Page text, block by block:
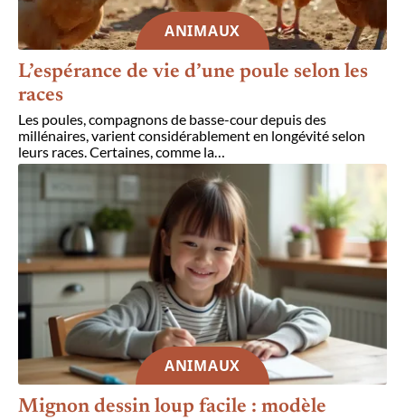
ANIMAUX
L’espérance de vie d’une poule selon les
races
Les poules, compagnons de basse-cour depuis des
millénaires, varient considérablement en longévité selon
leurs races. Certaines, comme la
ANIMAUX
Mignon dessin loup facile : modèle